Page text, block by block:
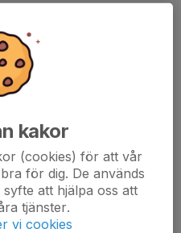
anordna en avslutningscup
kakor
(cookies) för att vår
för dig. De används
att hjälpa oss att
tjänster.
vi cookies